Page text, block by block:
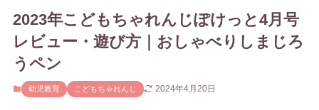
2023年こどもちゃれんじぽけっと4月号
レビュー・遊び方｜おしゃべりしまじろ
うペン
幼児教育 こどもちゃれんじ 2024年4月20日